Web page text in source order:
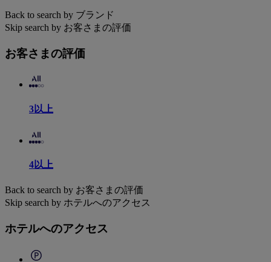
Back to search by ブランド
Skip search by お客さまの評価
お客さまの評価
3以上
4以上
Back to search by お客さまの評価
Skip search by ホテルへのアクセス
ホテルへのアクセス